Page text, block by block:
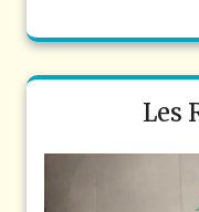
Les